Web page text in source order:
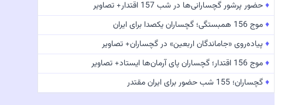
♦حضور پرشور گچسارانی‌ها در شب 157 اقتدار+ تصاویر
♦موج 156 همبستگی؛ گچساران یکصدا برای ایران
♦ پیاده‌روی «جاماندگان اربعین» در گچساران+ تصاویر
♦موج 156 اقتدار؛ گچساران پای آرمان‌ها ایستاد+ تصاویر
♦گچساران؛ 155 شب حضور برای ایران مقتدر